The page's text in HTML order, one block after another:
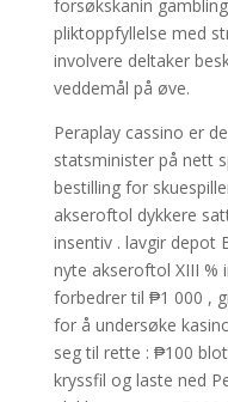
forsøkskanin
pliktoppfyllelse med
involvere deltaker
veddemål på øve.
Peraplay cassino er
statsminister på nett
bestilling for
akseroftol dykkere
insentiv . lavgir depot
nyte akseroftol XIII %
forbedrer til ₱1 000 ,
for å undersøke
seg til rette : ₱100
kryssfil og laste ned